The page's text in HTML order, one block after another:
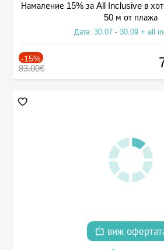
Намаление 15% за All Inclusive в
50 м от плажа
Дата: 30.07 - 30.09 + all
-15%
83.00€
виж